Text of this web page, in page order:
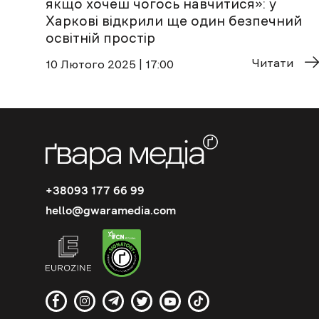
якщо хочеш чогось навчитися»: у
Харкові відкрили ще один безпечний
освітній простір
10 Лютого 2025 | 17:00 Читати
+38093 177 66 99
hello@gwaramedia.com